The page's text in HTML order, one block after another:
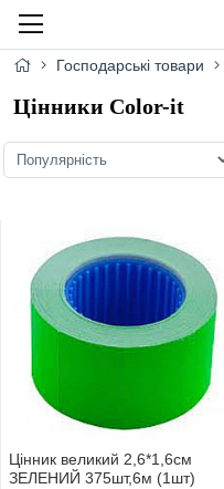
Господарські товари
Цінники Color-it
Цінник великий 2,6*1,6см
ЗЕЛЕНИЙ 375шт,6м (1шт)